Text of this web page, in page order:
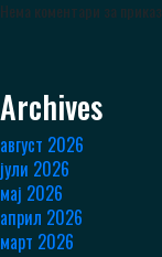
Нема коментари за приказ.
Archives
август 2026
јули 2026
мај 2026
април 2026
март 2026